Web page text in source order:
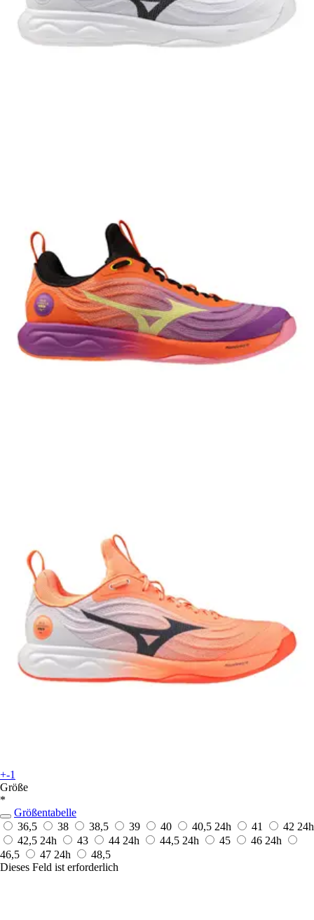
+-1
Größe
*
Größentabelle
36,5
38 38,5 39 40 40,5 24h 41 42 24h
42,5 24h 43 44 24h 44,5 24h 45 46 24h
46,5
47 24h
48,5
Dieses Feld ist erforderlich